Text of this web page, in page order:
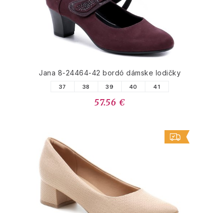
Jana 8-24464-42 bordó dámske lodičky
37 38 39 40 41
57.56 €